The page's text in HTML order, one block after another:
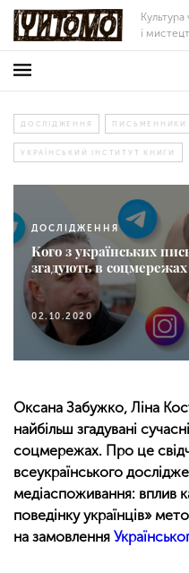
Культура
і
ДОСЛІДЖЕННЯ ПИСЬМЕННИКИ
УКРАЇНСЬКИЙ ІНСТИТУТ КНИГИ
ДОСЛІДЖЕННЯ
Кого з українських
згадують в
02.10.2020
Оксана Забужко, Ліна
найбільш згадувані
соцмережах. Про це
всеукраїнського
медіаспоживання: вплив
поведінку українців»
на замовлення